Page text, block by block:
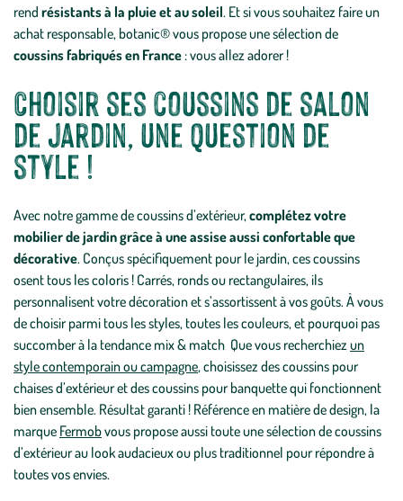
rend résistants à la pluie et au soleil. Et si vous souhaitez faire un
achat responsable, botanic® vous propose une sélection de
coussins fabriqués en France : vous allez adorer !
Choisir ses coussins de salon
de jardin, une question de
style !
Avec notre gamme de coussins d’extérieur,complétez votre
mobilier de jardin grâce à une assise aussi confortable que
décorative. Conçus spécifiquement pour le jardin, ces coussins
osent tous les coloris ! Carrés, ronds ou rectangulaires, ils
personnalisent votre décoration et s’assortissent à vos goûts. À vous
de choisir parmi tous les styles, toutes les couleurs, et pourquoi pas
succomber à la tendance mix & match Que vous recherchiezun
style contemporain ou campagne, choisissez des coussins pour
chaises d’extérieur et des coussins pour banquette qui fonctionnent
bien ensemble. Résultat garanti ! Référence en matière de design, la
marque Fermobvous propose aussi toute une sélection de coussins
d’extérieur au look audacieux ou plus traditionnel pour répondre à
toutes vos envies.